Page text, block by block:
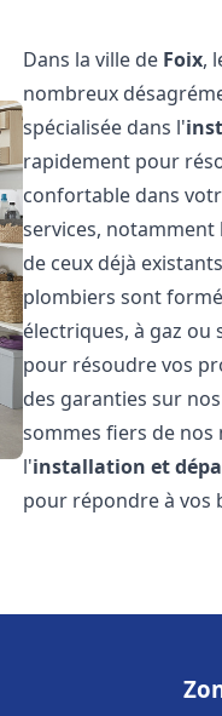
Dans la ville de Foix,
nombreux
spécialisée dans l'
rapidement pour
confortable dans
services,
de ceux déjà
plombiers sont
électriques, à gaz ou
pour résoudre vos
des garanties sur
sommes fiers de
l'installation et
pour répondre à vos